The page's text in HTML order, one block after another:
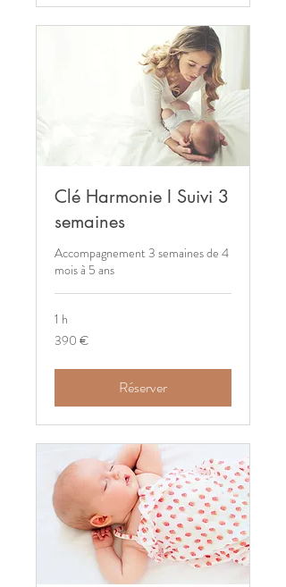
Clé Harmonie I Suivi 3
semaines
Accompagnement 3 semaines de 4
mois à 5 ans
1 h
390
euros
390 €
Réserver